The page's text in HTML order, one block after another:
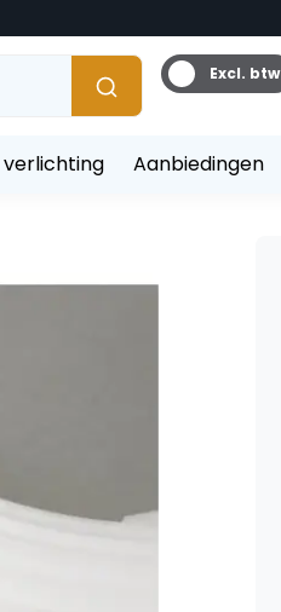
Excl. btw
verlichting Aanbiedingen